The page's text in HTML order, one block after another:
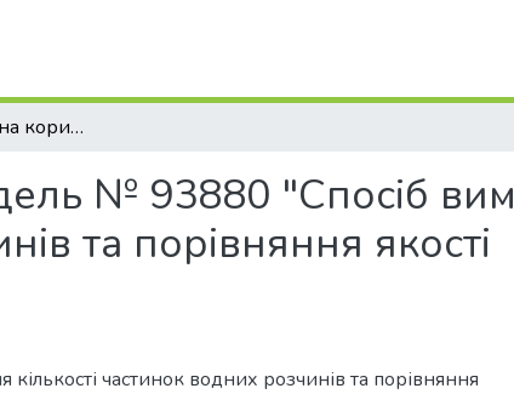
Опис до патенту на корисну модель № 93880 "Спосіб вимірювання кількості частинок водних розчинів та порівняння якості очищенних стічних вод"
№ 93880 "Спосіб
та порівняння якості
кількості частинок водних розчинів та порівняння